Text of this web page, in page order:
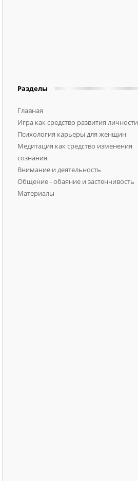
Разделы
Главная
Игра как средство развития личности
Психология карьеры для женщин
Медитация как средство изменения
сознания
Внимание и деятельность
Общение - обаяние и застенчивость
Материалы